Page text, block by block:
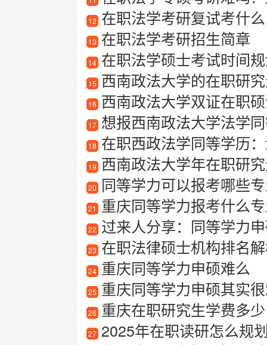
12 在职法学考研复试考什么
13 在职法学考研招生简章
14 在职法学硕士考试时间
15 西南政法大学的在职研
16 西南政法大学双证在职
17 想报西南政法大学法学
18 在职西政法学同等学历
19 西南政法大学年在职研
20 同等学力可以报考哪些
21 重庆同等学力报考什么
22 过来人分享：同等学力申硕培
23 在职法律硕士机构排名
24 重庆同等学力申硕难么
25 重庆同等学力申硕其实
26 重庆在职研究生学费多少
27 2025年在职读研怎么规